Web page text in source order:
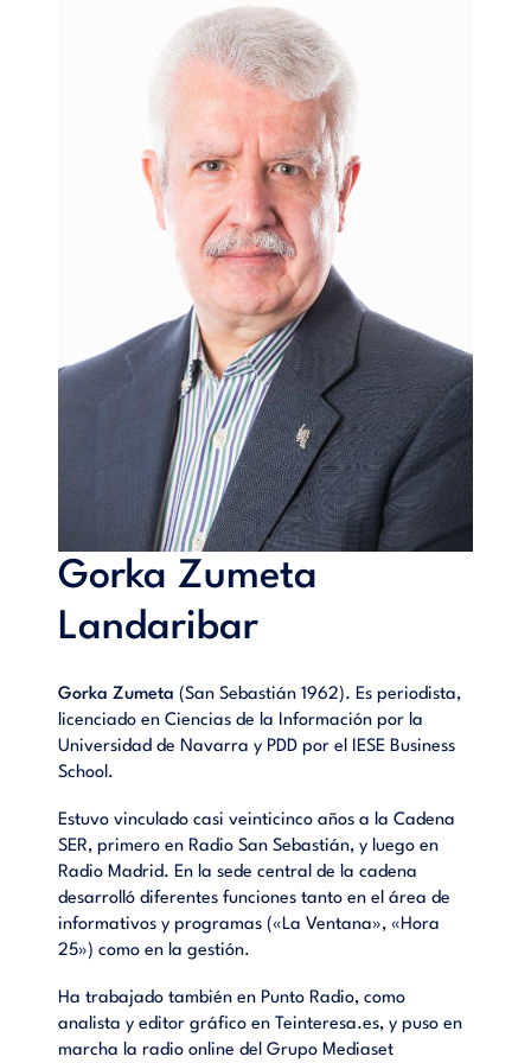
todo, un atentísimo observador que quiere compartir con
todos nosotros las acertadas conclusiones, fruto de un buen
puñado de años de mirar a su alrededor con ojos dotados de
Javier González Ferrari. Presidente Atresmedia Radio
Introducción.- La base de la pirámide: los trabajadores.- La
media base de la pirámide: los jefes intermedios.- La parte
superior de la pirámide: el staff directivo.- La punta de la
pirámide: el CEO.- El Dircom, adjunto al CEO.- La
optimización de la gestión gracias a la comunicación.- La
opinión de los expertos.- Epifonema.- Bibliografía.
Gorka Zumeta
Landaribar
Gorka Zumeta(San Sebastián 1962). Es periodista,
licenciado en Ciencias de la Información por la
Universidad de Navarra y PDD por el IESE Business
School.
Estuvo vinculado casi veinticinco años a la Cadena
SER, primero en Radio San Sebastián, y luego en
Radio Madrid. En la sede central de la cadena
desarrolló diferentes funciones tanto en el área de
informativos y programas («La Ventana», «Hora
25») como en la gestión.
Ha trabajado también en Punto Radio, como
analista y editor gráfico en Teinteresa.es, y puso en
marcha la radio online del Grupo Mediaset